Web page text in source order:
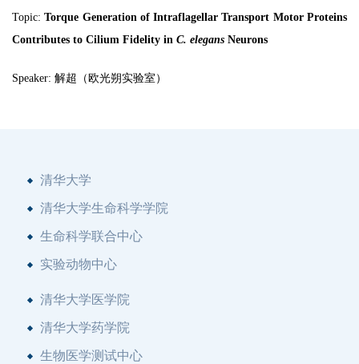
Topic: Torque Generation of Intraflagellar Transport Motor Proteins
Contributes to Cilium Fidelity in C. elegans Neurons
Speaker: 解超（欧光朔实验室）
清华大学
清华大学生命科学学院
生命科学联合中心
实验动物中心
清华大学医学院
清华大学药学院
生物医学测试中心